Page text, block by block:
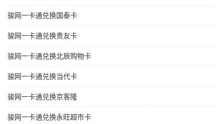
骏网一卡通兑换国泰卡
骏网一卡通兑换贵友卡
骏网一卡通兑换北辰购物卡
骏网一卡通兑换当代卡
骏网一卡通兑换京客隆
骏网一卡通兑换永旺超市卡